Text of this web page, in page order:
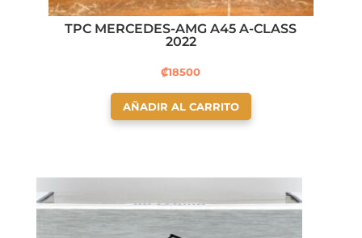
TPC MERCEDES-AMG A45 A-CLASS
2022
₡18500
AÑADIR AL CARRITO